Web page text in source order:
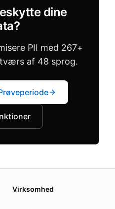
dine
PII med 267+
af 48 sprog.
our platform or the law
Virksomhed